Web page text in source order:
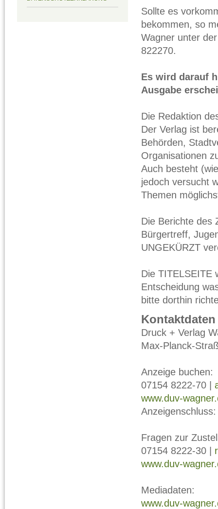
Sollte es
bekommen, so
Wagner unter
822270.
Es wird darauf
Ausgabe
Die Redaktion
Der Verlag ist
Behörden,
Organisationen
Auch besteht
jedoch versucht
Themen
Die Berichte des
Bürgertreff,
UNGEKÜRZT
Die TITELSEITE
Entscheidung
bitte dorthin
Druck + Verlag
Max-Planck-
Anzeige buchen:
07154 8222-70 |
www.duv-
Fragen zur
07154 8222-30 |
www.duv-
Mediadaten:
www.duv-